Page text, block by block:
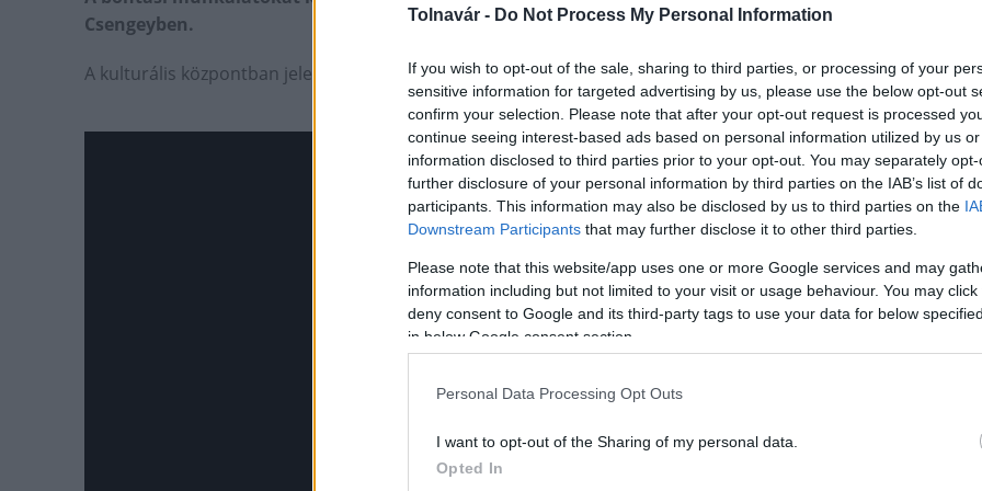
Tolnavár - Do Not Process My Personal Information
If you wish to opt-out of the sale, sharing to third parties, or processing of your
sensitive information for targeted advertising by us, please use the below opt-out
confirm your selection. Please note that after your opt-out request is processed
continue seeing interest-based ads based on personal information utilized by us
information disclosed to third parties prior to your opt-out. You may separately
further disclosure of your personal information by third parties on the IAB’s list of
participants. This information may also be disclosed by us to third parties on the
Downstream Participants that may further disclose it to other third parties.
Please note that this website/app uses one or more Google services and may
information including but not limited to your visit or usage behaviour. You may
deny consent to Google and its third-party tags to use your data for below
in below Google consent section.
Personal Data Processing Opt Outs
I want to opt-out of the Sharing of my personal data.
Opted In
Csengeyben.
A kulturális központban jelenleg nem ez az egyetlen fejlesztés, a nagyklubban padozatcsere zajlik.